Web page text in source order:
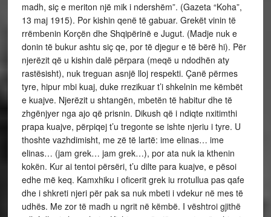
madh, siç e meriton një mik i ndershëm”. (Gazeta “Koha”,
13 maj 1915). Por kishin qenë të gabuar. Grekët vinin të
rrëmbenin Korçën dhe Shqipërinë e Jugut. (Madje nuk e
donin të bukur ashtu siç qe, por të djegur e të bërë hi). Për
njerëzit që u kishin dalë përpara (meqë u ndodhën aty
rastësisht), nuk treguan asnjë lloj respekti. Çanë përmes
tyre, hipur mbi kuaj, duke rrezikuar t’i shkelnin me këmbët
e kuajve. Njerëzit u shtangën, mbetën të habitur dhe të
zhgënjyer nga ajo që prisnin. Dikush që i ndiqte nxitimthi
prapa kuajve, përpiqej t’u tregonte se ishte njeriu i tyre. U
thoshte vazhdimisht, me zë të lartë: ime elinas… ime
elinas… (jam grek… jam grek…), por ata nuk ia kthenin
kokën. Kur ai tentoi përsëri, t’u dilte para kuajve, e pësoi
edhe më keq. Kamxhiku i oficerit grek iu rrotullua pas qafe
dhe i shkreti njeri për pak sa nuk mbeti i vdekur në mes të
udhës. Me zor të madh u ngrit në këmbë. I vështroi gjithë